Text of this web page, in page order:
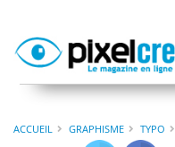
ACCUEIL GRAPHISME TYPO